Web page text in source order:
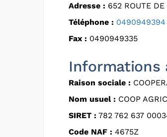
Adresse : 652 ROUTE
Téléphone : 0490949394
Fax : 0490949335
Informations
Raison sociale :
Nom usuel : COOP
SIRET : 782 762 637
Code NAF : 4675Z